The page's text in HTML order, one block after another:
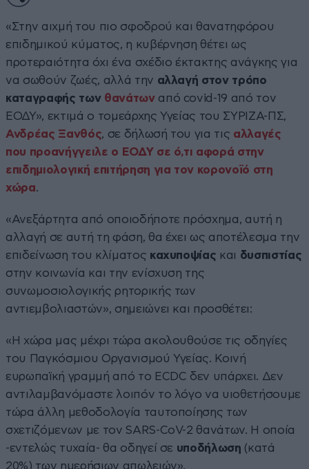
«Στην αιχμή του πιο σφοδρού και θανατηφόρου
επιδημικού κύματος, η κυβέρνηση θέτει ως
προτεραιότητα όχι ένα σχέδιο έκτακτης ανάγκης για
να σωθούν ζωές, αλλά την αλλαγή στον τρόπο
καταγραφής των θανάτωναπό covid-19 από τον
ΕΟΔΥ», εκτιμά ο τομεάρχης Υγείας του ΣΥΡΙΖΑ-ΠΣ,
Ανδρέας Ξανθός, σε δήλωσή του για τις αλλαγές
που προανήγγειλε ο ΕΟΔΥ σε ό,τι αφορά στην
επιδημιολογική επιτήρηση για τον κορονοϊό στη
χώρα.
«Ανεξάρτητα από οποιοδήποτε πρόσχημα, αυτή η
αλλαγή σε αυτή τη φάση, θα έχει ως αποτέλεσμα την
επιδείνωση του κλίματος καχυποψίας και δυσπιστίας
στην κοινωνία και την ενίσχυση της
συνωμοσιολογικής ρητορικής των
αντιεμβολιαστών», σημειώνει και προσθέτει:
«Η χώρα μας μέχρι τώρα ακολουθούσε τις οδηγίες
του Παγκόσμιου Οργανισμού Υγείας. Κοινή
ευρωπαϊκή γραμμή από το ECDC δεν υπάρχει. Δεν
αντιλαμβανόμαστε λοιπόν το λόγο να υιοθετήσουμε
τώρα άλλη μεθοδολογία ταυτοποίησης των
σχετιζόμενων με τον SARS-CoV-2 θανάτων. Η οποία
-εντελώς τυχαία- θα οδηγεί σε υποδήλωση (κατά
20%) των ημερήσιων απωλειών».